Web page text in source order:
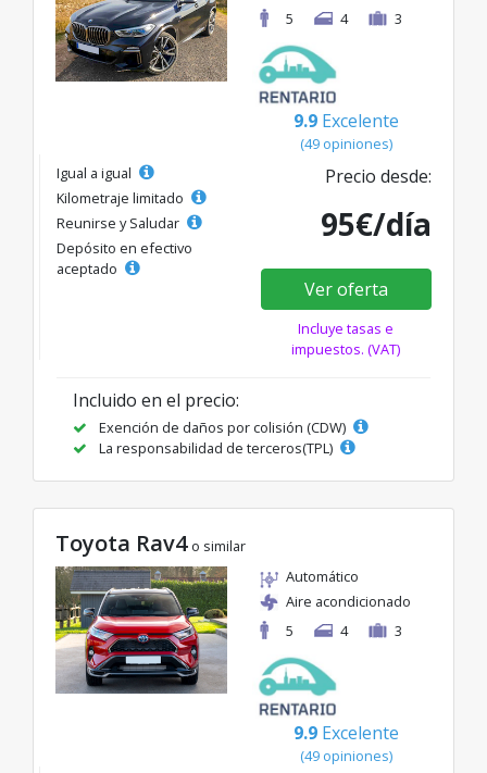
5
4 3
9.9 Excelente
(49 opiniones)
Igual a igual
Kilometraje limitado
Reunirse y Saludar
Depósito en efectivo
aceptado
Precio desde:
95€/día
Ver oferta
Incluye tasas e
impuestos. (VAT)
Incluido en el precio:
Exención de daños por colisión (CDW)
La responsabilidad de terceros(TPL)
Toyota Rav4 o similar
Automático
Aire acondicionado
5
4 3
9.9 Excelente
(49 opiniones)